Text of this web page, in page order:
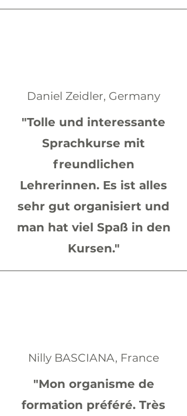
Daniel Zeidler, Germany
"Tolle und interessante
Sprachkurse mit
freundlichen
Lehrerinnen. Es ist alles
sehr gut organisiert und
man hat viel Spaß in den
Kursen."
Nilly BASCIANA, France
"Mon organisme de
formation préféré. Très